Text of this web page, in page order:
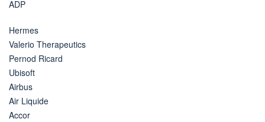
ADP
Hermes
Valerio Therapeutics
Pernod Ricard
Ubisoft
Airbus
Air Liquide
Accor